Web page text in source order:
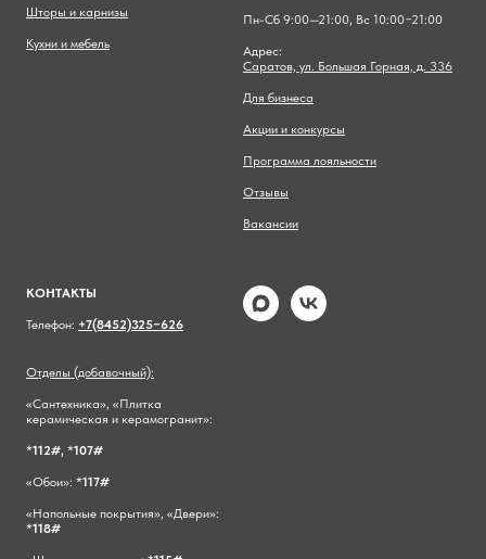
Шторы и карнизы
Кухни и мебель
Пн-Сб 9:00—21:00, Вс 10:00−21:00
Адрес:
Саратов, ул. Большая Горная, д. 336
Для бизнеса
Акции и конкурсы
Программа лояльности
Отзывы
Вакансии
КОНТАКТЫ
Телефон: +7(8452)325−626
Отделы (добавочный):
«Сантехника», «Плитка
керамическая и керамогранит»:
*112#, *107#
«Обои»: *117#
«Напольные покрытия», «Двери»:
*118#